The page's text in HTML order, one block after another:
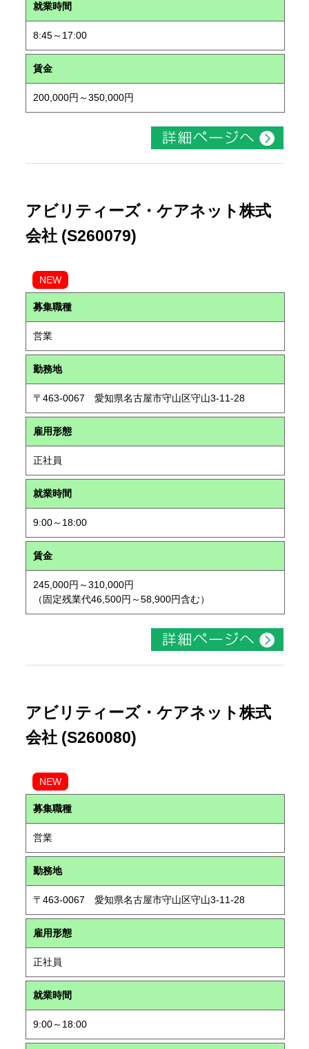
就業時間
8:45～17:00
賃金
200,000円～350,000円
アビリティーズ・ケアネット株式
会社 (S260079)
NEW
募集職種
営業
勤務地
〒463-0067 愛知県名古屋市守山区守山3-11-28
雇用形態
正社員
就業時間
9:00～18:00
賃金
245,000円～310,000円
（固定残業代46,500円～58,900円含む）
アビリティーズ・ケアネット株式
会社 (S260080)
NEW
募集職種
営業
勤務地
〒463-0067 愛知県名古屋市守山区守山3-11-28
雇用形態
正社員
就業時間
9:00～18:00